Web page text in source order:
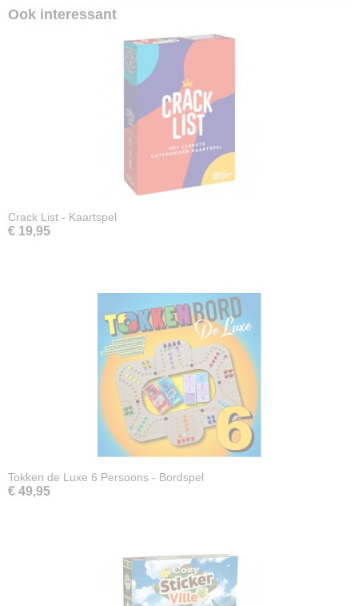
Ook interessant
Crack List - Kaartspel
€ 19,95
Tokken de Luxe 6 Persoons - Bordspel
€ 49,95